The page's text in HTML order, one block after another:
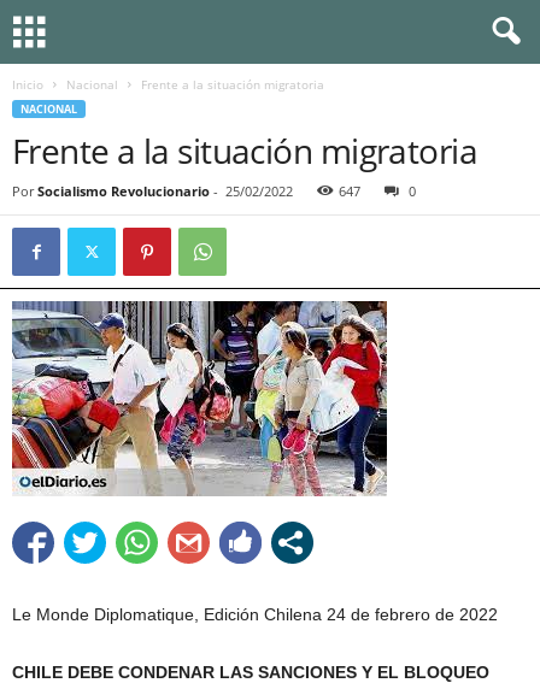
Inicio Nacional Frente a la situación migratoria
NACIONAL
Frente a la situación migratoria
Por Socialismo Revolucionario - 25/02/2022 647 0
Le Monde Diplomatique, Edición Chilena 24 de febrero de 2022
CHILE DEBE CONDENAR LAS SANCIONES Y EL BLOQUEO